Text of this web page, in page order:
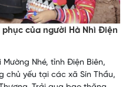
của người Hà Nhì Điện
Mường Nhé, tỉnh Điện Biên,
chủ yếu tại các xã Sín Thầu,